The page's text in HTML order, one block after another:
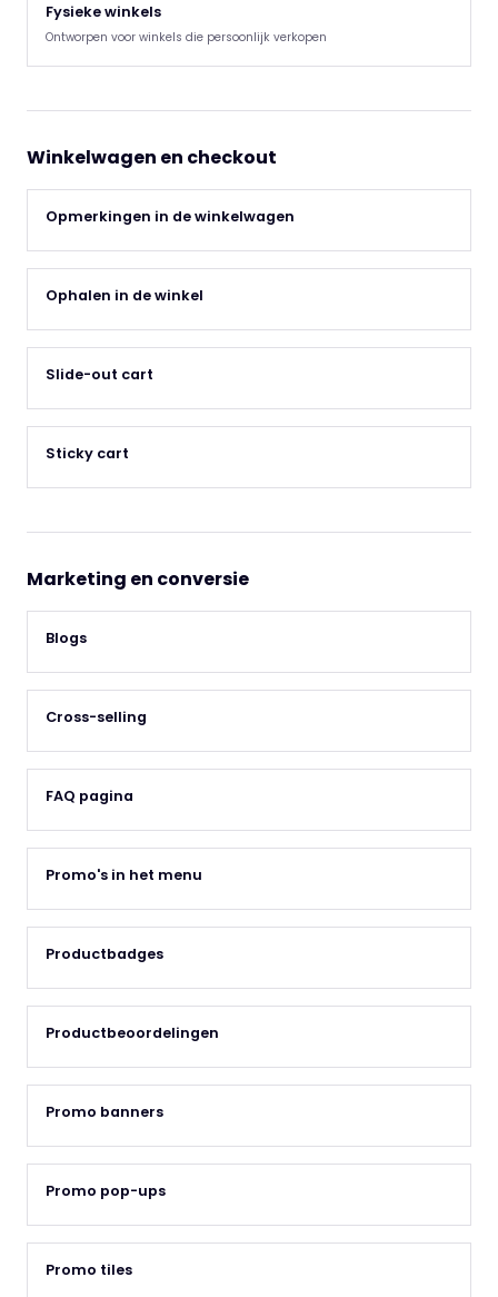
Fysieke winkels
Ontworpen voor winkels die persoonlijk verkopen
Winkelwagen en checkout
Opmerkingen in de winkelwagen
Ophalen in de winkel
Slide-out cart
Sticky cart
Marketing en conversie
Blogs
Cross-selling
FAQ pagina
Promo's in het menu
Productbadges
Productbeoordelingen
Promo banners
Promo pop-ups
Promo tiles